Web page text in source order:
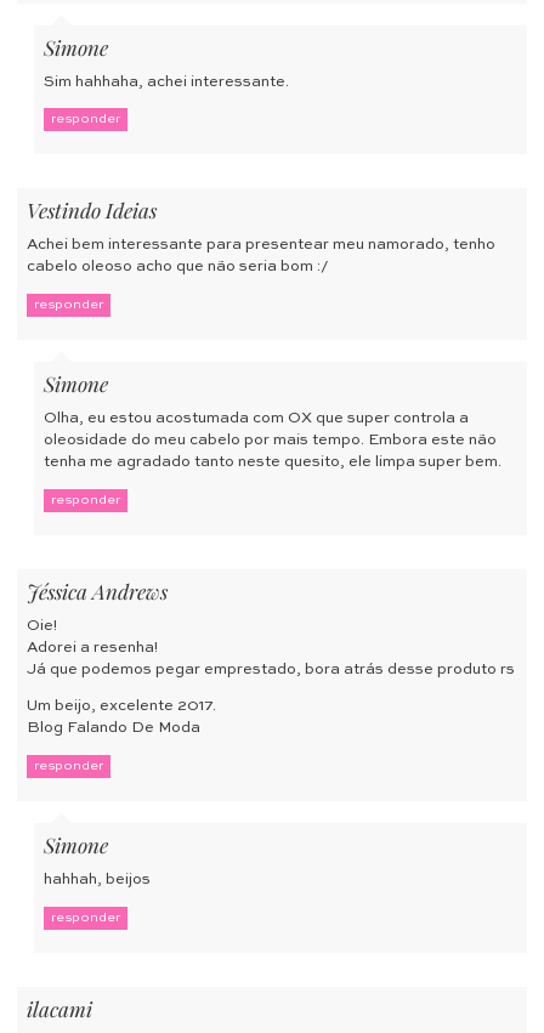
Simone
Sim hahhaha, achei interessante.
responder
Vestindo Ideias
Achei bem interessante para presentear meu namorado, tenho
cabelo oleoso acho que não seria bom :/
responder
Simone
Olha, eu estou acostumada com OX que super controla a
oleosidade do meu cabelo por mais tempo. Embora este não
tenha me agradado tanto neste quesito, ele limpa super bem.
responder
Jéssica Andrews
Oie!
Adorei a resenha!
Já que podemos pegar emprestado, bora atrás desse produto rs
Um beijo, excelente 2017.
Blog Falando De Moda
responder
Simone
hahhah, beijos
responder
ilacami